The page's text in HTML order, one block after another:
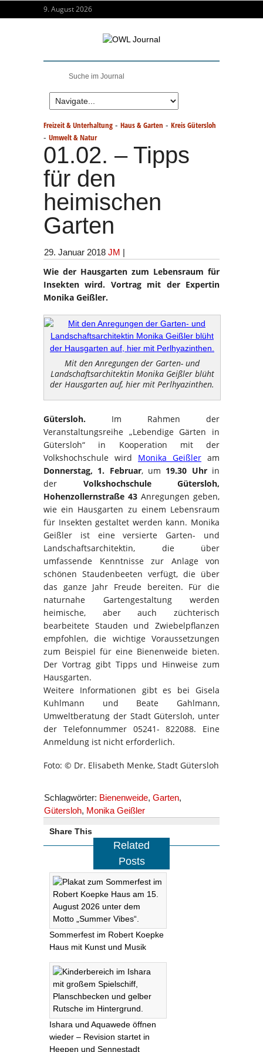
9. August 2026
Freizeit & Unterhaltung - Haus & Garten - Kreis Gütersloh
- Umwelt & Natur
01.02. – Tipps
für den
heimischen
Garten
29. Januar 2018 JM |
Wie der Hausgarten zum Lebensraum für
Insekten wird. Vortrag mit der Expertin
Monika Geißler.
Mit den Anregungen der Garten- und
Landschaftsarchitektin Monika Geißler blüht
der Hausgarten auf, hier mit Perlhyazinthen.
Gütersloh. Im Rahmen der
Veranstaltungsreihe „Lebendige Gärten in
Gütersloh“ in Kooperation mit der
Volkshochschule wird Monika Geißler am
Donnerstag, 1. Februar, um 19.30 Uhrin
der Volkshochschule Gütersloh,
Hohenzollernstraße 43 Anregungen geben,
wie ein Hausgarten zu einem Lebensraum
für Insekten gestaltet werden kann. Monika
Geißler ist eine versierte Garten- und
Landschaftsarchitektin, die über
umfassende Kenntnisse zur Anlage von
schönen Staudenbeeten verfügt, die über
das ganze Jahr Freude bereiten. Für die
naturnahe Gartengestaltung werden
heimische, aber auch züchterisch
bearbeitete Stauden und Zwiebelpflanzen
empfohlen, die wichtige Voraussetzungen
zum Beispiel für eine Bienenweide bieten.
Der Vortrag gibt Tipps und Hinweise zum
Hausgarten.
Weitere Informationen gibt es bei Gisela
Kuhlmann und Beate Gahlmann,
Umweltberatung der Stadt Gütersloh, unter
der Telefonnummer 05241- 822088. Eine
Anmeldung ist nicht erforderlich.
Foto: © Dr. Elisabeth Menke, Stadt Gütersloh
Schlagwörter: Bienenweide, Garten,
Gütersloh, Monika Geißler
Share This
Related
Posts
Sommerfest im Robert Koepke
Haus mit Kunst und Musik
Ishara und Aquawede öffnen
wieder – Revision startet in
Heepen und Sennestadt